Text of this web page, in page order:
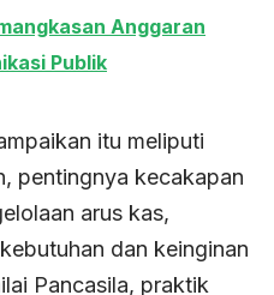
Anggaran
Publik
itu meliputi
pentingnya kecakapan
arus kas,
dan keinginan
Pancasila, praktik